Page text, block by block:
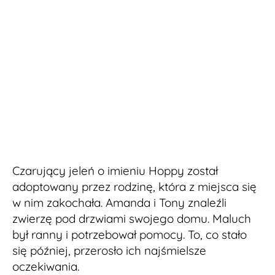
Czarujący jeleń o imieniu Hoppy został
adoptowany przez rodzinę, która z miejsca się
w nim zakochała. Amanda i Tony znaleźli
zwierzę pod drzwiami swojego domu. Maluch
był ranny i potrzebował pomocy. To, co stało
się później, przerosło ich najśmielsze
oczekiwania.